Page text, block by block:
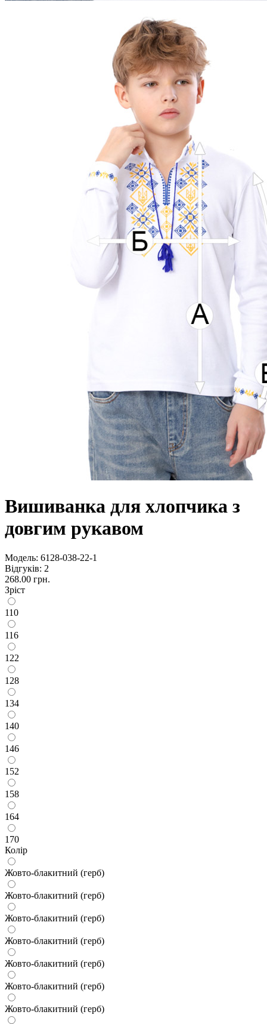
Вишиванка для хлопчика з
довгим рукавом
Модель: 6128-038-22-1
Відгуків: 2
268.00 грн.
Зріст
110
116
122
128
134
140
146
152
158
164
170
Колір
Жовто-блакитний (герб)
Жовто-блакитний (герб)
Жовто-блакитний (герб)
Жовто-блакитний (герб)
Жовто-блакитний (герб)
Жовто-блакитний (герб)
Жовто-блакитний (герб)